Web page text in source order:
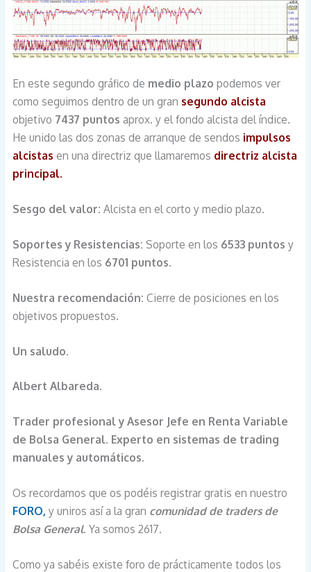
En este segundo gráfico de medio plazopodemos ver
como seguimos dentro de un gran segundo alcista
objetivo 7437 puntosaprox. y el fondo alcista del índice.
He unido las dos zonas de arranque de sendos impulsos
alcistas en una directriz que llamaremos directriz alcista
principal.
Sesgo del valor: Alcista en el corto y medio plazo.
Soportes y Resistencias:Soporte en los 6533 puntos y
Resistencia en los 6701 puntos.
Nuestra recomendación: Cierre de posiciones en los
objetivos propuestos.
Un saludo.
Albert Albareda.
Trader profesional y Asesor Jefe en Renta Variable
de Bolsa General. Experto en sistemas de trading
manuales y automáticos.
Os recordamos que os podéis registrar gratis en nuestro
FORO, y uniros así a la gran comunidad de traders de
Bolsa General. Ya somos 2617.
Como ya sabéis existe foro de prácticamente todos los